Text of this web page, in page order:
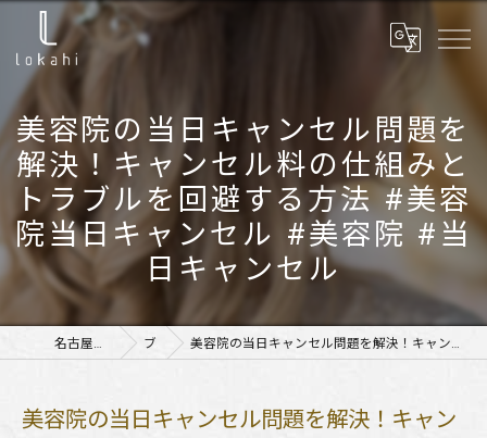
美容院の当日キャンセル問題を
解決！キャンセル料の仕組みと
トラブルを回避する方法 #美容
院当日キャンセル #美容院 #当
日キャンセル
名古屋市の美容室ならlokahi ブログ 美容院の当日キャンセル問題を解決！キャンセル料の仕組みとトラブルを回避する方法 #美容院当日キャンセル #美容院 #当日キャンセル
美容院の当日キャンセル問題を解決！キャン